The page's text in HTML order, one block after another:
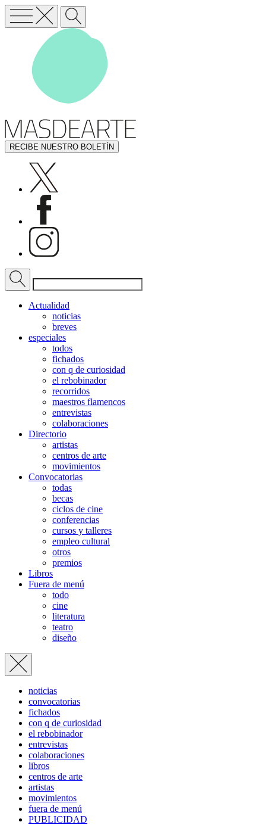
RECIBE NUESTRO BOLETÍN
Actualidad
noticias
breves
especiales
todos
fichados
con q de curiosidad
el rebobinador
recorridos
maestros flamencos
entrevistas
colaboraciones
Directorio
artistas
centros de arte
movimientos
Convocatorias
todas
becas
ciclos de cine
conferencias
cursos y talleres
empleo cultural
otros
premios
Libros
Fuera de menú
todo
cine
literatura
teatro
diseño
noticias
convocatorias
fichados
con q de curiosidad
el rebobinador
entrevistas
colaboraciones
libros
centros de arte
artistas
movimientos
fuera de menú
PUBLICIDAD